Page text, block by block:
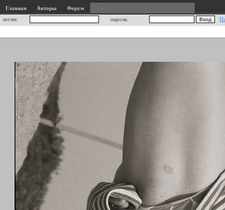
Главная Авторы
Форум
логин:
пароль: